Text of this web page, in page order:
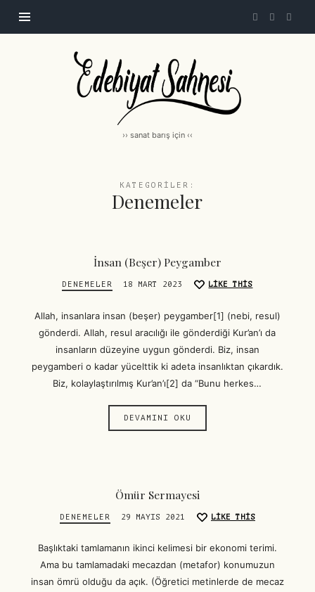
Edebiyat
Sahnesi
|
edebiyatsahnesi.com
›› sanat barış için ‹‹
KATEGORILER:
Denemeler
İnsan (Beşer) Peygamber
DENEMELER 18 MART 2023 LIKE THIS
Allah, insanlara insan (beşer) peygamber[1] (nebi, resul)
gönderdi. Allah, resul aracılığı ile gönderdiği Kur’an’ı da
insanların düzeyine uygun gönderdi. Biz, insan
peygamberi o kadar yücelttik ki adeta insanlıktan çıkardık.
Biz, kolaylaştırılmış Kur’an’ı[2] da “Bunu herkes…
DEVAMINI OKU
Ömür Sermayesi
DENEMELER 29 MAYIS 2021 LIKE THIS
Başlıktaki tamlamanın ikinci kelimesi bir ekonomi terimi.
Ama bu tamlamadaki mecazdan (metafor) konumuzun
insan ömrü olduğu da açık. (Öğretici metinlerde de mecaz